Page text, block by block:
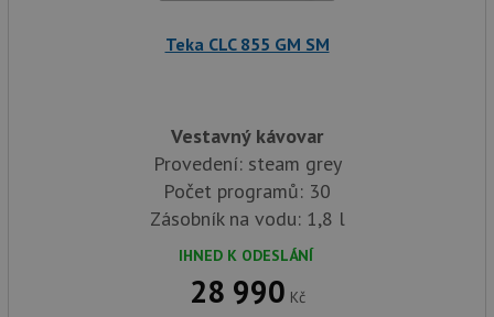
Teka CLC 855 GM SM
Vestavný kávovar
Provedení: steam grey
Počet programů: 30
Zásobník na vodu: 1,8 l
IHNED K ODESLÁNÍ
28 990 Kč